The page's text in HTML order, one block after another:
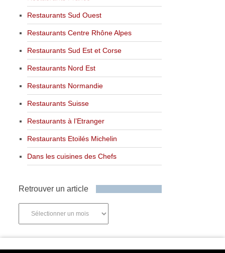
Restaurants Sud Ouest
Restaurants Centre Rhône Alpes
Restaurants Sud Est et Corse
Restaurants Nord Est
Restaurants Normandie
Restaurants Suisse
Restaurants à l’Etranger
Restaurants Etoilés Michelin
Dans les cuisines des Chefs
Retrouver un article